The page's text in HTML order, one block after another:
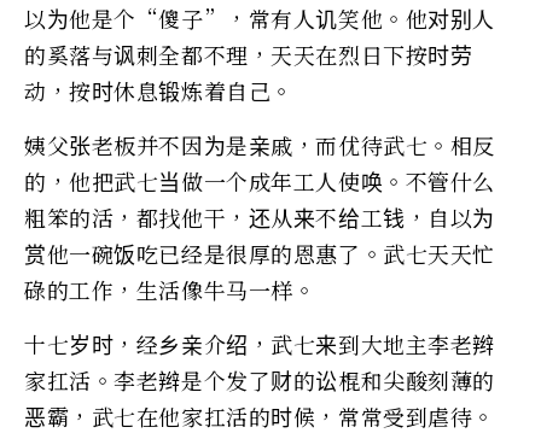
以为他是个“傻子”，常有人讥笑他。他对别人
的奚落与讽刺全都不理，天天在烈日下按时劳
动，按时休息锻炼着自己。
姨父张老板并不因为是亲戚，而优待武七。相反
的，他把武七当做一个成年工人使唤。不管什么
粗笨的活，都找他干，还从来不给工钱，自以为
赏他一碗饭吃已经是很厚的恩惠了。武七天天忙
碌的工作，生活像牛马一样。
十七岁时，经乡亲介绍，武七来到大地主李老辫
家扛活。李老辫是个发了财的讼棍和尖酸刻薄的
恶霸，武七在他家扛活的时候，常常受到虐待。